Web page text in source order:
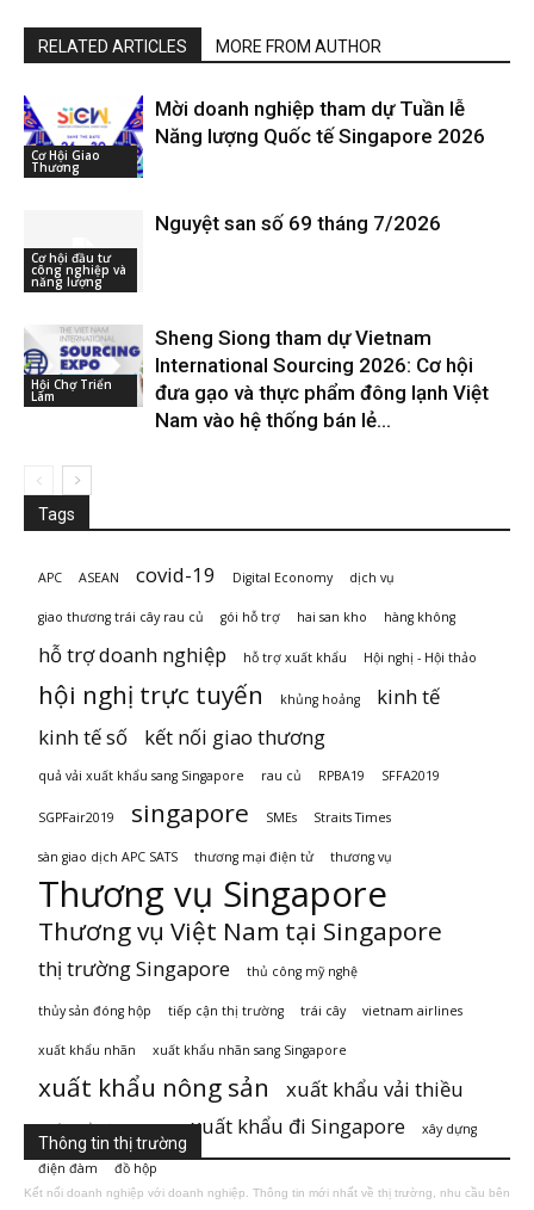
RELATED ARTICLES MORE FROM AUTHOR
Cơ Hội Giao
Thương
Mời doanh nghiệp tham dự Tuần lễ
Năng lượng Quốc tế Singapore 2026
Cơ hội đầu tư
công nghiệp và
năng lượng
Nguyệt san số 69 tháng 7/2026
Hội Chợ Triển
Lãm
Sheng Siong tham dự Vietnam
International Sourcing 2026: Cơ hội
đưa gạo và thực phẩm đông lạnh Việt
Nam vào hệ thống bán lẻ...
Tags
APC ASEAN covid-19 Digital Economy dịch vụ
giao thương trái cây rau củ gói hỗ trợ hai san kho hàng không
hỗ trợ doanh nghiệp hỗ trợ xuất khẩu Hội nghị - Hội thảo
hội nghị trực tuyến khủng hoảng
kinh tế
kinh tế số
kết nối giao thương
quả vải xuất khẩu sang Singapore rau củ RPBA19 SFFA2019
SGPFair2019 singapore SMEs Straits Times
sàn giao dịch APC SATS thương mại điện tử thương vụ
Thương vụ Singapore
Thương vụ Việt Nam tại Singapore
thị trường Singapore thủ công mỹ nghệ
thủy sản đóng hộp tiếp cận thị trường trái cây vietnam airlines
xuất khẩu nhãn xuất khẩu nhãn sang Singapore
xuất khẩu nông sản xuất khẩu vải thiều
xuất khẩu đi Singaore xuất khẩu đi Singapore xây dựng
điện đàm đồ hộp
Thông tin thị trường
Kết nối doanh nghiệp với doanh nghiệp. Thông tin mới nhất về thị trường, nhu cầu bên